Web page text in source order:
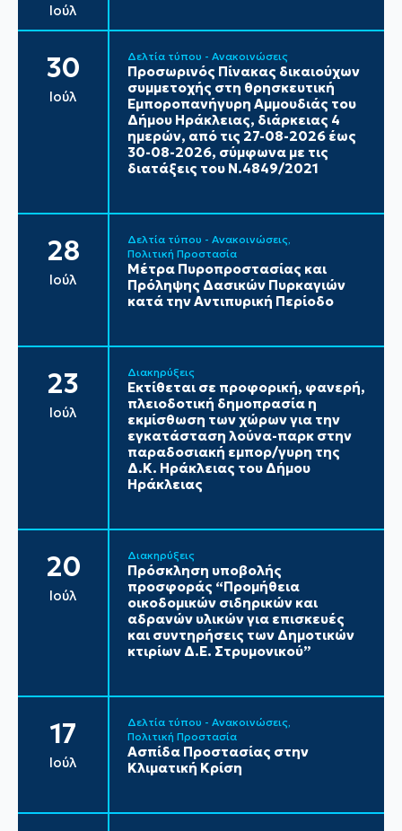
Ιούλ
30
Ιούλ
Δελτία τύπου - Ανακοινώσεις
Προσωρινός Πίνακας δικαιούχων
συμμετοχής στη θρησκευτική
Εμποροπανήγυρη Αμμουδιάς του
Δήμου Ηράκλειας, διάρκειας 4
ημερών, από τις 27-08-2026 έως
30-08-2026, σύμφωνα με τις
διατάξεις του Ν.4849/2021
28
Ιούλ
Δελτία τύπου - Ανακοινώσεις
Πολιτική Προστασία
Μέτρα Πυροπροστασίας και
Πρόληψης Δασικών Πυρκαγιών
κατά την Αντιπυρική Περίοδο
23
Ιούλ
Διακηρύξεις
Εκτίθεται σε προφορική, φανερή,
πλειοδοτική δημοπρασία η
εκμίσθωση των χώρων για την
εγκατάσταση λούνα-παρκ στην
παραδοσιακή εμπορ/γυρη της
Δ.Κ. Ηράκλειας του Δήμου
Ηράκλειας
20
Ιούλ
Διακηρύξεις
Πρόσκληση υποβολής
προσφοράς “Προμήθεια
οικοδομικών σιδηρικών και
αδρανών υλικών για επισκευές
και συντηρήσεις των Δημοτικών
κτιρίων Δ.Ε. Στρυμονικού”
17
Ιούλ
Δελτία τύπου - Ανακοινώσεις
Πολιτική Προστασία
Ασπίδα Προστασίας στην
Κλιματική Κρίση